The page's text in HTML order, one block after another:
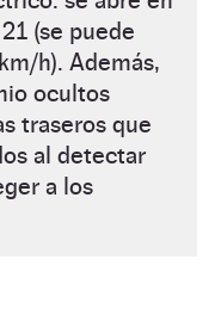
(se puede
h). Además,
ocultos
traseros que
al detectar
a los